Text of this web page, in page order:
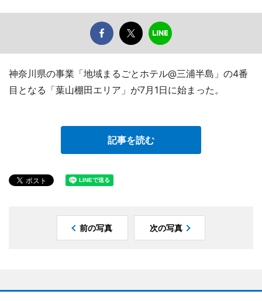
神奈川県の事業「地域まるごとホテル@三浦半島」の4番
目となる「葉山棚田エリア」が7月1日に始まった。
記事を読む
前の写真 次の写真